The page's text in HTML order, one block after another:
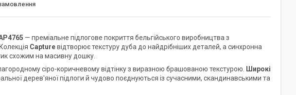
— преміальне підлогове покриття бельгійського виробництва з
Captureвідтворює текстуру дуба до найдрібніших деталей, а синхронна
схожим на масивну дошку.
сіро-коричневому відтінку з виразною брашованою текстурою.
Широкі
дерев'яної підлоги й чудово поєднуються із сучасними, скандинавськими та